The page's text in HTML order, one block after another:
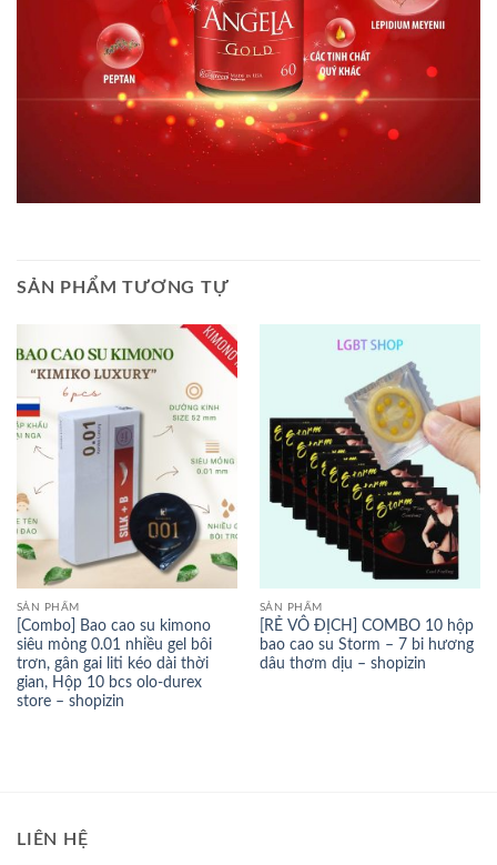
SẢN PHẨM TƯƠNG TỰ
SẢN PHẨM
[Combo] Bao cao su kimono
siêu mỏng 0.01 nhiều gel bôi
trơn, gân gai liti kéo dài thời
gian, Hộp 10 bcs olo-durex
store – shopizin
SẢN PHẨM
[RẺ VÔ ĐỊCH] COMBO 10 hộp
bao cao su Storm – 7 bi hương
dâu thơm dịu – shopizin
LIÊN HỆ